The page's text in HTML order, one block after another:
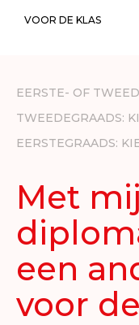
VOOR DE KLAS
EERSTE- OF
TWEEDEGRAADS:
EERSTEGRAADS:
Met
een
voor